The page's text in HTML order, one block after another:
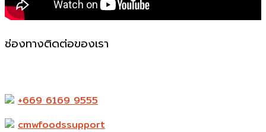
ช่องทางติดต่อของเรา
+669 6169 9555
cmwfoodssupport